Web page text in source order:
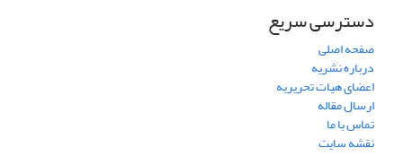
دسترسی سریع
صفحه اصلی
درباره نشریه
اعضای هیات تحریریه
ارسال مقاله
تماس با ما
نقشه سایت